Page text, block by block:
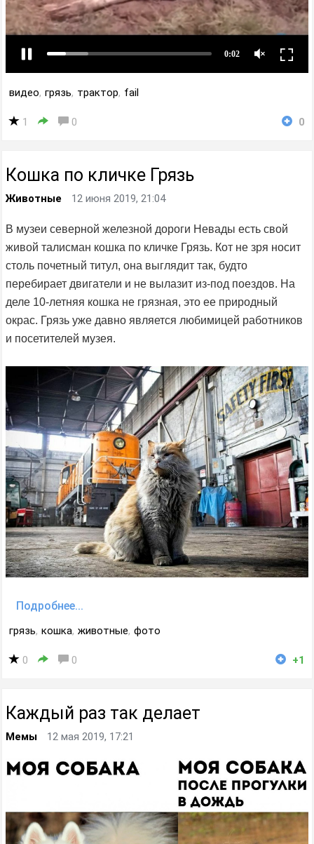
видео, грязь, трактор, fail
1 0 0
Кошка по кличке Грязь
Животные 12 июня 2019, 21:04
В музеи северной железной дороги Невады есть свой
живой талисман кошка по кличке Грязь. Кот не зря носит
столь почетный титул, она выглядит так, будто
перебирает двигатели и не вылазит из-под поездов. На
деле 10-летняя кошка не грязная, это ее природный
окрас. Грязь уже давно является любимицей работников
и посетителей музея.
Подробнее...
грязь, кошка, животные, фото
0 0 +1
Каждый раз так делает
Мемы 12 мая 2019, 17:21